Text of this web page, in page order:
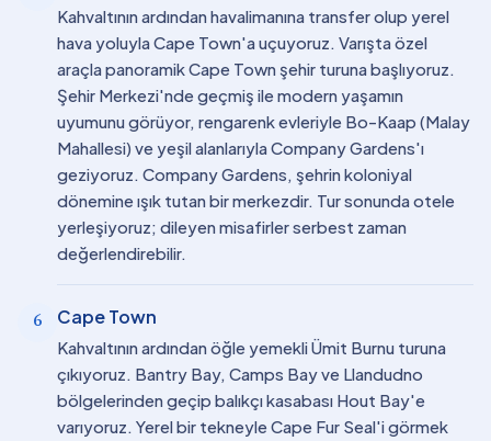
Kahvaltının ardından havalimanına transfer olup yerel
hava yoluyla Cape Town'a uçuyoruz. Varışta özel
araçla panoramik Cape Town şehir turuna başlıyoruz.
Şehir Merkezi'nde geçmiş ile modern yaşamın
uyumunu görüyor, rengarenk evleriyle Bo-Kaap (Malay
Mahallesi) ve yeşil alanlarıyla Company Gardens'ı
geziyoruz. Company Gardens, şehrin koloniyal
dönemine ışık tutan bir merkezdir. Tur sonunda otele
yerleşiyoruz; dileyen misafirler serbest zaman
değerlendirebilir.
6 Cape Town
Kahvaltının ardından öğle yemekli Ümit Burnu turuna
çıkıyoruz. Bantry Bay, Camps Bay ve Llandudno
bölgelerinden geçip balıkçı kasabası Hout Bay'e
varıyoruz. Yerel bir tekneyle Cape Fur Seal'i görmek